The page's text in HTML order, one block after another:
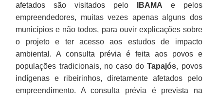
afetados são visitados pelo
IBAMA e pelos
empreendedores, muitas vezes apenas alguns dos
municípios e não todos, para ouvir explicações sobre
o projeto e ter acesso aos estudos de impacto
ambiental. A consulta prévia é feita aos povos e
populações tradicionais, no caso doTapajós, povos
indígenas e ribeirinhos, diretamente afetados pelo
empreendimento. A consulta prévia é prevista na